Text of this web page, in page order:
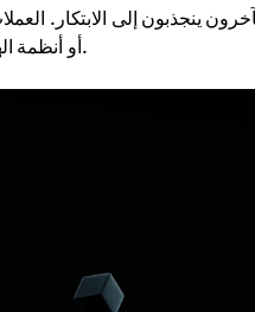
ينجذبون إلى الابتكار.
(DeFi)، أو أنظمة الهوية الرقمية. لذا، فإن الشراء ليس مجرد استثمار مالي، بل هو طريقة للمشاركة في شيء جديد.